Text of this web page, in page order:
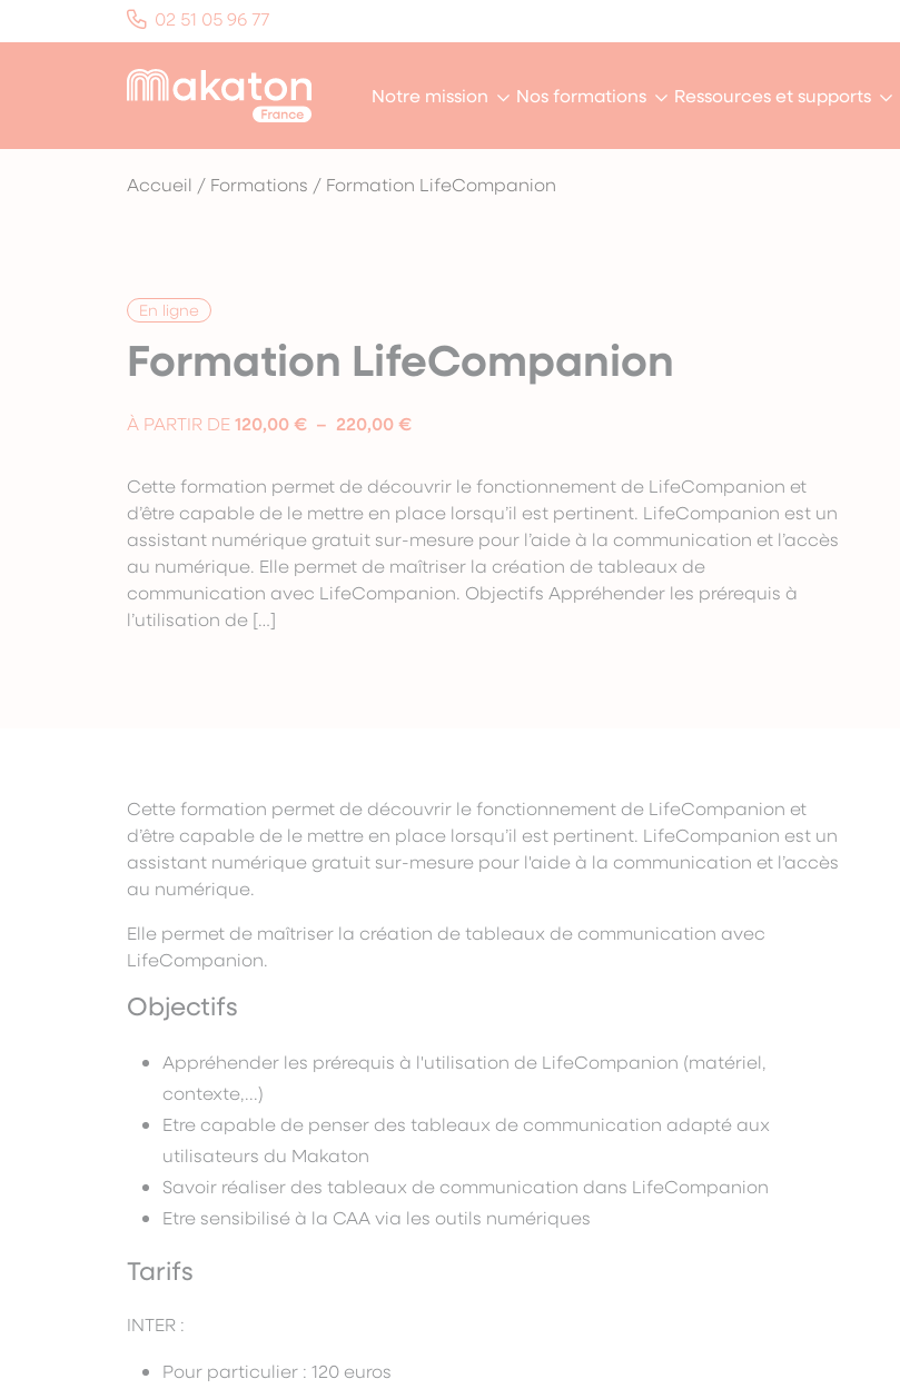
02 51 05 96 77
Notre mission Nos formations Ressources et supports
Accueil / Formations / Formation LifeCompanion
En ligne
Formation LifeCompanion
À PARTIR DE120,00€ – 220,00€Plage
prix :
120,00 €
220,00 €
Cette formation permet de découvrir le fonctionnement de LifeCompanion et
d’être capable de le mettre en place lorsqu’il est pertinent. LifeCompanion est un
assistant numérique gratuit sur-mesure pour l’aide à la communication et l’accès
au numérique. Elle permet de maîtriser la création de tableaux de
communication avec LifeCompanion. Objectifs Appréhender les prérequis à
l’utilisation de […]
Cette formation permet de découvrir le fonctionnement de LifeCompanion et
d’être capable de le mettre en place lorsqu’il est pertinent. LifeCompanion est un
assistant numérique gratuit sur-mesure pour l'aide à la communication et l’accès
au numérique.
Elle permet de maîtriser la création de tableaux de communication avec
LifeCompanion.
Objectifs
Appréhender les prérequis à l'utilisation de LifeCompanion (matériel,
contexte,...)
Etre capable de penser des tableaux de communication adapté aux
utilisateurs du Makaton
Savoir réaliser des tableaux de communication dans LifeCompanion
Etre sensibilisé à la CAA via les outils numériques
Tarifs
INTER :
Pour particulier : 120 euros
Panneau de gestion des cookies